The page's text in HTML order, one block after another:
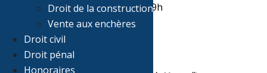
Droit de la construction
Vente aux enchères
Droit civil
Droit pénal
Honoraires
de 10H à 19h